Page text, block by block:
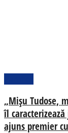
„Mișu Tudose,
îl
ajuns premier